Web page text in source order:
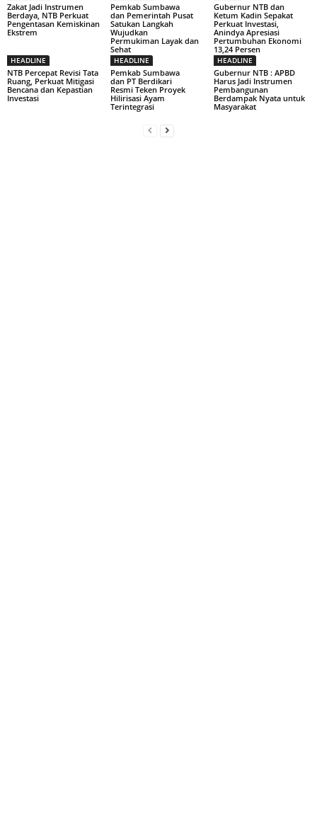
Zakat Jadi Instrumen
Berdaya, NTB Perkuat
Pengentasan Kemiskinan
Ekstrem
Pemkab Sumbawa
dan Pemerintah Pusat
Satukan Langkah
Wujudkan
Permukiman Layak dan
Sehat
Gubernur NTB dan
Ketum Kadin Sepakat
Perkuat Investasi,
Anindya Apresiasi
Pertumbuhan Ekonomi
13,24 Persen
HEADLINE
NTB Percepat Revisi Tata
Ruang, Perkuat Mitigasi
Bencana dan Kepastian
Investasi
HEADLINE
Pemkab Sumbawa
dan PT Berdikari
Resmi Teken Proyek
Hilirisasi Ayam
Terintegrasi
HEADLINE
Gubernur NTB : APBD
Harus Jadi Instrumen
Pembangunan
Berdampak Nyata untuk
Masyarakat